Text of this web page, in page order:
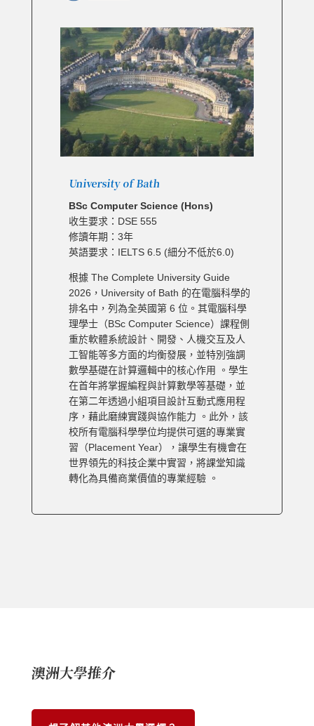
University of Bath
BSc Computer Science (Hons)
收生要求：DSE 555
修讀年期：3年
英語要求：IELTS 6.5 (細分不低於6.0)
根據 The Complete University Guide
2026，University of Bath 的在電腦科學的
排名中，列為全英國第 6 位。其電腦科學
理學士（BSc Computer Science）課程側
重於軟體系統設計、開發、人機交互及人
工智能等多方面的均衡發展，並特別強調
數學基礎在計算邏輯中的核心作用 。學生
在首年將掌握編程與計算數學等基礎，並
在第二年透過小組項目設計互動式應用程
序，藉此磨練實踐與協作能力 。此外，該
校所有電腦科學學位均提供可選的專業實
習（Placement Year），讓學生有機會在
世界領先的科技企業中實習，將課堂知識
轉化為具備商業價值的專業經驗 。
澳洲大學推介